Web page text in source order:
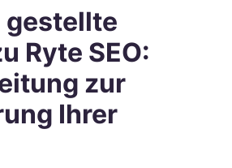
gestellte
Ryte SEO:
zur
Ihrer